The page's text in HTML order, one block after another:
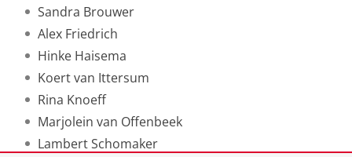
Sandra Brouwer
Alex Friedrich
Hinke Haisema
Koert van Ittersum
Rina Knoeff
Marjolein van Offenbeek
Lambert Schomaker